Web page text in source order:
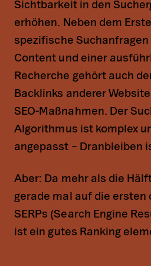
Sichtbarkeit in den
erhöhen. Neben dem
spezifische
Content und einer
Recherche gehört auch
Backlinks anderer
SEO-Maßnahmen. Der
Algorithmus ist komplex
angepasst – Dranbleiben
Aber: Da mehr als die
gerade mal auf die ersten
SERPs (Search Engine
ist ein gutes Ranking